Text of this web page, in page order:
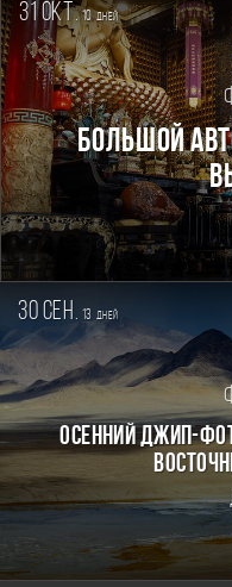
31 окт.10дней
Большой
30 сен. 13 дней
Осенний джип-